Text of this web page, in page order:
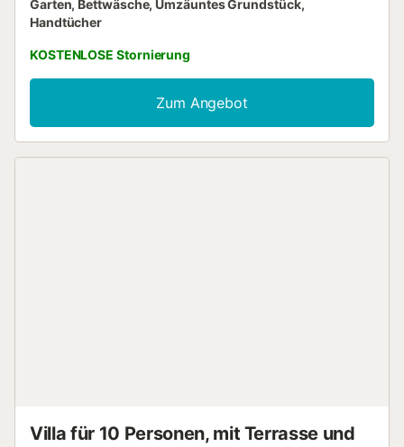
Garten, Bettwäsche, Umzäuntes Grundstück,
Handtücher
KOSTENLOSE Stornierung
Zum Angebot
Villa für 10 Personen, mit Terrasse und